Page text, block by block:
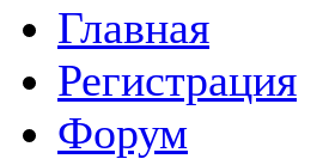
Главная
Регистрация
Форум